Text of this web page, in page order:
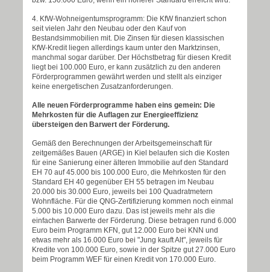
4. KfW-Wohneigentumsprogramm: Die KfW finanziert schon
seit vielen Jahr den Neubau oder den Kauf von
Bestandsimmobilien mit. Die Zinsen für diesen klassischen
KfW-Kredit liegen allerdings kaum unter den Marktzinsen,
manchmal sogar darüber. Der Höchstbetrag für diesen Kredit
liegt bei 100.000 Euro, er kann zusätzlich zu den anderen
Förderprogrammen gewährt werden und stellt als einziger
keine energetischen Zusatzanforderungen.
Alle neuen Förderprogramme haben eins gemein: Die
Mehrkosten für die Auflagen zur Energieeffizienz
übersteigen den Barwert der Förderung.
Gemäß den Berechnungen der Arbeitsgemeinschaft für
zeitgemäßes Bauen (ARGE) in Kiel belaufen sich die Kosten
für eine Sanierung einer älteren Immobilie auf den Standard
EH 70 auf 45.000 bis 100.000 Euro, die Mehrkosten für den
Standard EH 40 gegenüber EH 55 betragen im Neubau
20.000 bis 30.000 Euro, jeweils bei 100 Quadratmetern
Wohnfläche. Für die QNG-Zertifizierung kommen noch einmal
5.000 bis 10.000 Euro dazu. Das ist jeweils mehr als die
einfachen Barwerte der Förderung. Diese betragen rund 6.000
Euro beim Programm KFN, gut 12.000 Euro bei KNN und
etwas mehr als 16.000 Euro bei "Jung kauft Alt", jeweils für
Kredite von 100.000 Euro, sowie in der Spitze gut 27.000 Euro
beim Programm WEF für einen Kredit von 170.000 Euro.